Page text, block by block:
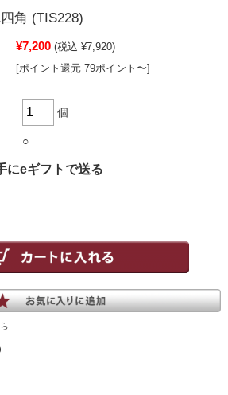
角 (TIS228)
¥7,200 (税込 ¥7,920)
[ポイント還元 79ポイント〜]
個
○
にeギフトで送る